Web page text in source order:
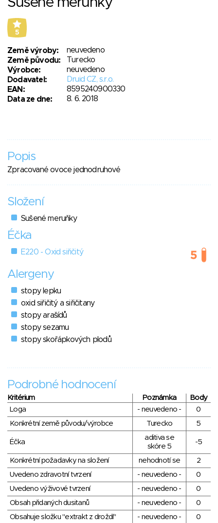
5
Země výroby:
neuvedeno
Země původu:
Turecko
Výrobce:
neuvedeno
Dodavatel:
Druid CZ, s.r.o.
EAN:
8595240900330
Data ze dne:
8. 6. 2018
Popis
Zpracované ovoce jednodruhové
Složení
Sušené meruňky
Éčka
E220 - Oxid siřičitý
Alergeny
stopy lepku
oxid siřičitý a siřičitany
stopy arašídů
stopy sezamu
stopy skořápkových plodů
Podrobné hodnocení
Kritérium Poznámka
Body
Loga
- neuvedeno -
0
Konkrétní země původu/výrobce
Turecko 5
Éčka
aditiva se
skóre 5
-5
Konkrétní požadavky na složení nehodnotí se
2
Uvedeno zdravotní tvrzení
- neuvedeno -
0
Uvedeno výživové tvrzení
- neuvedeno -
0
Obsah přidaných dusitanů
- neuvedeno -
0
Obsahuje složku "extrakt z droždí"
- neuvedeno -
0